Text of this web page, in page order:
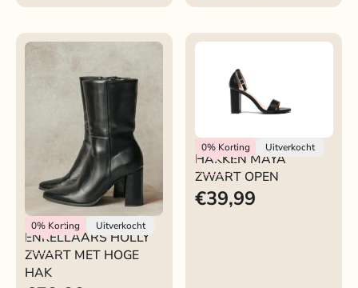
ENKELLAARS HOLLY
ZWART MET HOGE
HAK
0% Korting Uitverkocht
Rokjeklokje
ENKELLAARS HOLLY
ZWART MET HOGE
HAK
0%Korting Uitverkocht
Rokjeklokje
HAKKEN MAYA
ZWART OPEN
€39,99